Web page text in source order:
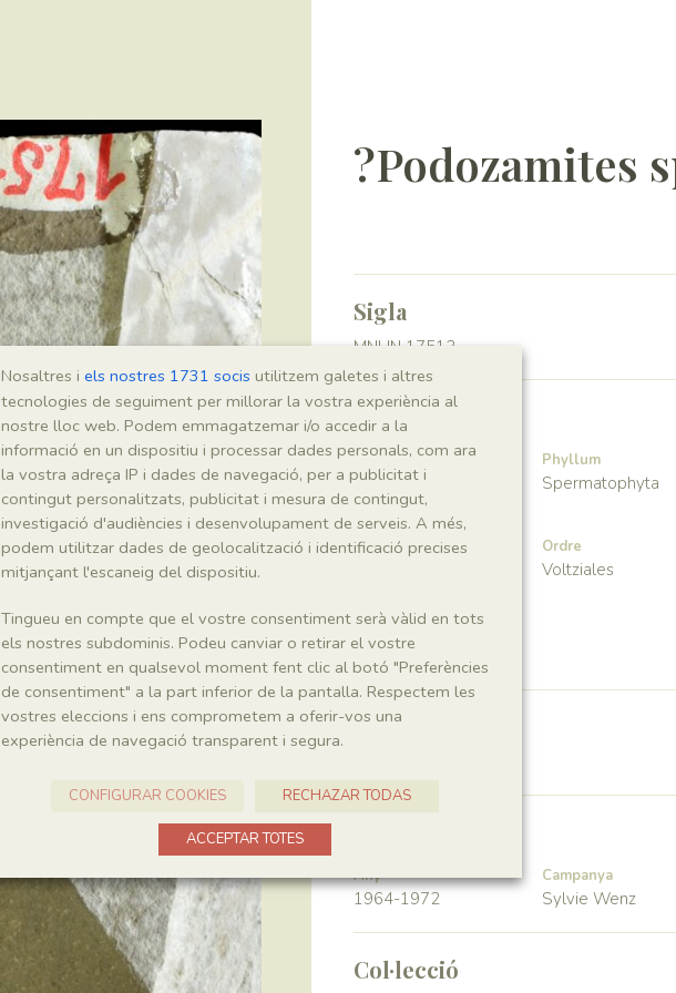
?Podozamites
Sigla
MNHN 17513
Taxonomia
Regne
Plantae
Phyllum
Spermatophyta
Classe Ordre
Voltziales
Génere
?Podozamites
Localitat
Any
1964-1972
Campanya
Sylvie Wenz
Col·lecció
Nosaltres i els nostres 1731 socis utilitzem galetes i altres
tecnologies de seguiment per millorar la vostra experiència al
nostre lloc web. Podem emmagatzemar i/o accedir a la
informació en un dispositiu i processar dades personals, com ara
la vostra adreça IP i dades de navegació, per a publicitat i
contingut personalitzats, publicitat i mesura de contingut,
investigació d'audiències i desenvolupament de serveis. A més,
podem utilitzar dades de geolocalització i identificació precises
mitjançant l'escaneig del dispositiu.
Tingueu en compte que el vostre consentiment serà vàlid en tots
els nostres subdominis. Podeu canviar o retirar el vostre
consentiment en qualsevol moment fent clic al botó "Preferències
de consentiment" a la part inferior de la pantalla. Respectem les
vostres eleccions i ens comprometem a oferir-vos una
experiència de navegació transparent i segura.
CONFIGURAR COOKIES RECHAZAR TODAS
ACCEPTAR TOTES